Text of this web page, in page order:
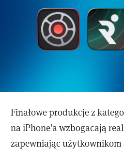
Finałowe produkcje z
na iPhone’a wzbogacają
zapewniając